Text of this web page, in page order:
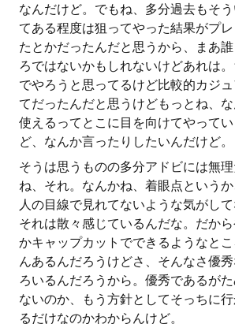
なんだけど。でもね、多分過去もそ
てある程度は狙ってやった結果がプ
たとかだったんだと思うから、まあ
ろではないかもしれないけどあれは
でやろうと思ってるけど比較的カジ
てだったんだと思うけどもっとね、
使えるってとこに目を向けてやって
ど、なんか言ったりしたいんだけど。
そうは思うものの多分アドビには無
ね、それ。なんかね、着眼点という
人の目線で見れてないような気がし
それは散々感じているんだな。だか
かキャップカットでできるようなと
んあるんだろうけどさ、そんなさ優
ろいるんだろうから。優秀であるが
ないのか、もう方針としてそっちに
るだけなのかわからんけど。